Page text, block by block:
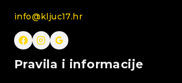
info@kljuc17.hr
Pravila i informacije